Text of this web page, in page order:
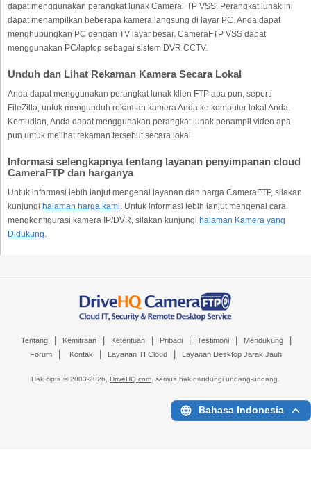
dapat menggunakan perangkat lunak CameraFTP VSS. Perangkat lunak ini
dapat menampilkan beberapa kamera langsung di layar PC. Anda dapat
menghubungkan PC dengan TV layar besar. CameraFTP VSS dapat
menggunakan PC/laptop sebagai sistem DVR CCTV.
Unduh dan Lihat Rekaman Kamera Secara Lokal
Anda dapat menggunakan perangkat lunak klien FTP apa pun, seperti
FileZilla, untuk mengunduh rekaman kamera Anda ke komputer lokal Anda.
Kemudian, Anda dapat menggunakan perangkat lunak penampil video apa
pun untuk melihat rekaman tersebut secara lokal.
Informasi selengkapnya tentang layanan penyimpanan cloud
CameraFTP dan harganya
Untuk informasi lebih lanjut mengenai layanan dan harga CameraFTP, silakan
kunjungi halaman harga kami. Untuk informasi lebih lanjut mengenai cara
mengkonfigurasi kamera IP/DVR, silakan kunjungi halaman Kamera yang
Didukung.
Tentang Kemitraan Ketentuan Pribadi Testimoni Mendukung
Forum Kontak Layanan TI Cloud Layanan Desktop Jarak Jauh
Hak cipta © 2003-2026, DriveHQ.com , semua hak dilindungi undang-undang.
Bahasa Indonesia